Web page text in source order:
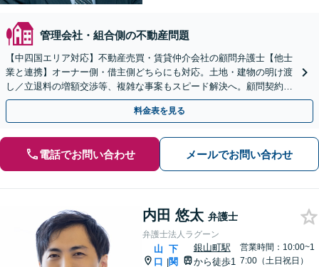
管理会社・組合側の不動産問題
【中四国エリア対応】不動産売買・賃貸仲介会社の顧問弁護士【他士
業と連携】オーナー側・借主側どちらにも対応。土地・建物の明け渡
し／立退料の増額交渉等、複雑な事案もスピード解決へ。顧問契約も
お任せ！【夜間・休日対応】
料金表を見る
電話でお問い合わせ メールでお問い合わせ
内田 悠太 弁護士
弁護士法人ラグーン
山
口 |
下
関
銀山町駅
から徒歩1
営業時間：10:00~1
7:00（土日祝日）